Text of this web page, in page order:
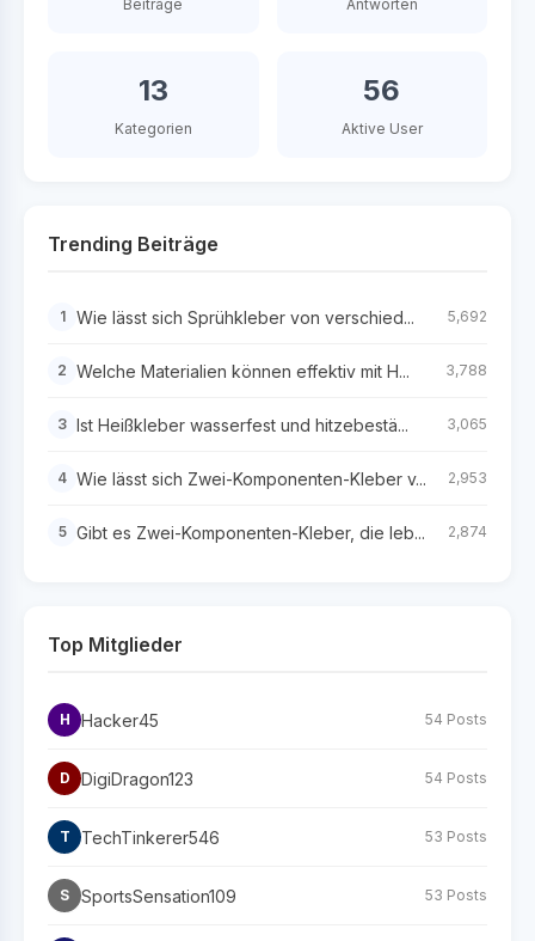
Beiträge Antworten
13
Kategorien
56
Aktive User
Trending Beiträge
1 Wie lässt sich Sprühkleber von verschied... 5,692
2 Welche Materialien können effektiv mit H... 3,788
3 Ist Heißkleber wasserfest und hitzebestä... 3,065
4 Wie lässt sich Zwei-Komponenten-Kleber v... 2,953
5 Gibt es Zwei-Komponenten-Kleber, die leb... 2,874
Top Mitglieder
H Hacker45 54 Posts
D DigiDragon123 54 Posts
T TechTinkerer546 53 Posts
S SportsSensation109 53 Posts